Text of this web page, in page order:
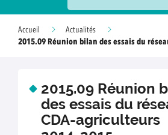
Accueil
Actualités
2015.09 Réunion bilan des essais du
2015.09 Réunion
des essais du
CDA-agriculteurs